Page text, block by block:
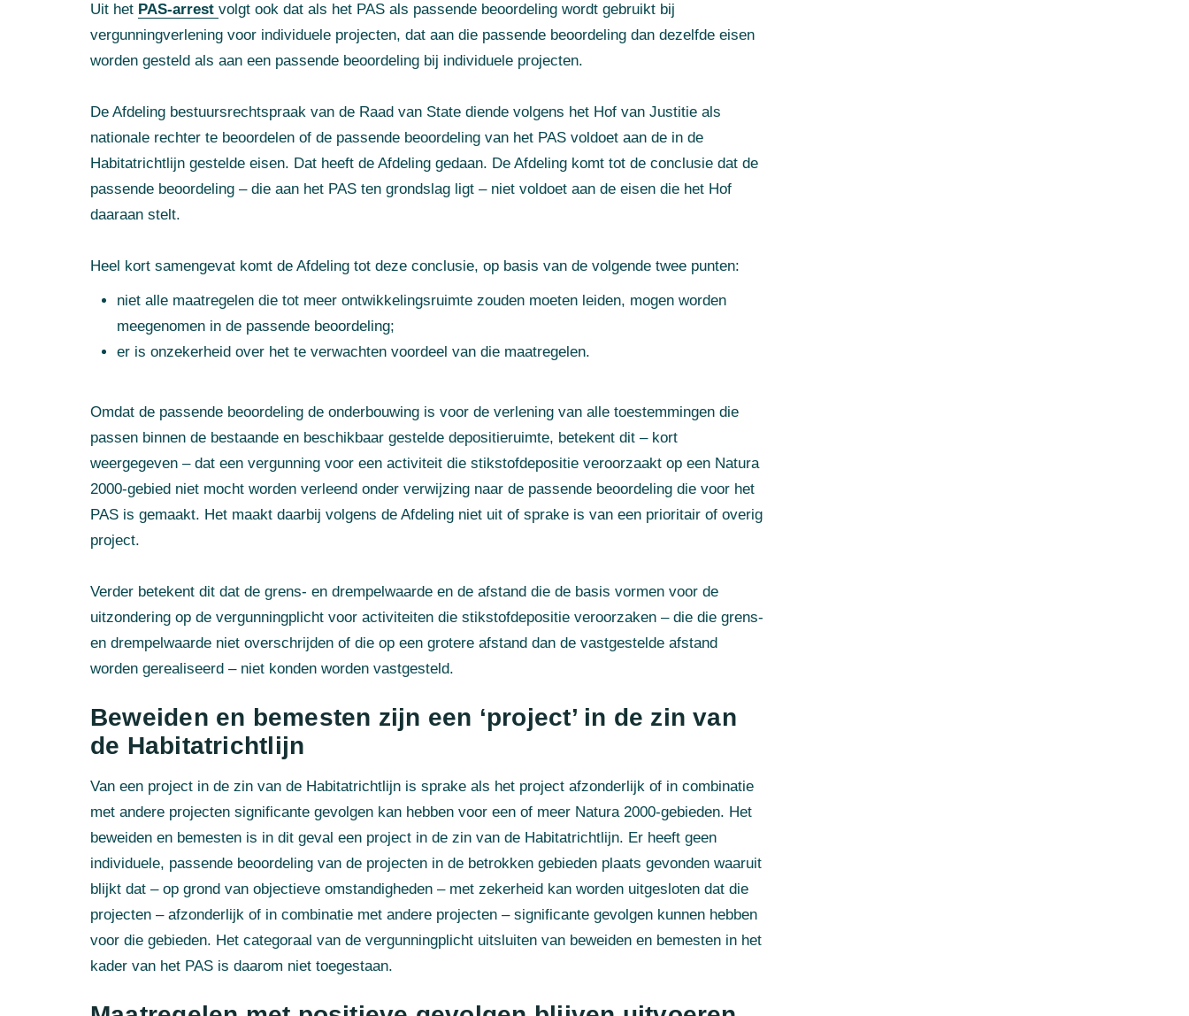
Uit het PAS-arrest volgt ook dat als het PAS als passende beoordeling wordt gebruikt bij
vergunningverlening voor individuele projecten, dat aan die passende beoordeling dan dezelfde eisen
worden gesteld als aan een passende beoordeling bij individuele projecten.
De Afdeling bestuursrechtspraak van de Raad van State diende volgens het Hof van Justitie als
nationale rechter te beoordelen of de passende beoordeling van het PAS voldoet aan de in de
Habitatrichtlijn gestelde eisen. Dat heeft de Afdeling gedaan. De Afdeling komt tot de conclusie dat de
passende beoordeling – die aan het PAS ten grondslag ligt – niet voldoet aan de eisen die het Hof
daaraan stelt.
Heel kort samengevat komt de Afdeling tot deze conclusie, op basis van de volgende twee punten:
niet alle maatregelen die tot meer ontwikkelingsruimte zouden moeten leiden, mogen worden
meegenomen in de passende beoordeling;
er is onzekerheid over het te verwachten voordeel van die maatregelen.
Omdat de passende beoordeling de onderbouwing is voor de verlening van alle toestemmingen die
passen binnen de bestaande en beschikbaar gestelde depositieruimte, betekent dit – kort
weergegeven – dat een vergunning voor een activiteit die stikstofdepositie veroorzaakt op een Natura
2000-gebied niet mocht worden verleend onder verwijzing naar de passende beoordeling die voor het
PAS is gemaakt. Het maakt daarbij volgens de Afdeling niet uit of sprake is van een prioritair of overig
project.
Verder betekent dit dat de grens- en drempelwaarde en de afstand die de basis vormen voor de
uitzondering op de vergunningplicht voor activiteiten die stikstofdepositie veroorzaken – die die grens-
en drempelwaarde niet overschrijden of die op een grotere afstand dan de vastgestelde afstand
worden gerealiseerd – niet konden worden vastgesteld.
Beweiden en bemesten zijn een ‘project’ in de zin van
de Habitatrichtlijn
Van een project in de zin van de Habitatrichtlijn is sprake als het project afzonderlijk of in combinatie
met andere projecten significante gevolgen kan hebben voor een of meer Natura 2000-gebieden. Het
beweiden en bemesten is in dit geval een project in de zin van de Habitatrichtlijn. Er heeft geen
individuele, passende beoordeling van de projecten in de betrokken gebieden plaats gevonden waaruit
blijkt dat – op grond van objectieve omstandigheden – met zekerheid kan worden uitgesloten dat die
projecten – afzonderlijk of in combinatie met andere projecten – significante gevolgen kunnen hebben
voor die gebieden. Het categoraal van de vergunningplicht uitsluiten van beweiden en bemesten in het
kader van het PAS is daarom niet toegestaan.